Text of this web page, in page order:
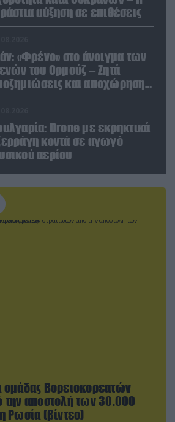
αύξηση σε επιθέσεις
«Φρένο» στο άνοιγμα των
του Ορμούζ – Ζητά
και αποχώρηση
ΗΠΑ
Drone με εκρηκτικά
κοντά σε αγωγό
αερίου
Βορειοκορεατών
την αποστολή των 30.000
Ρωσία (βίντεο)